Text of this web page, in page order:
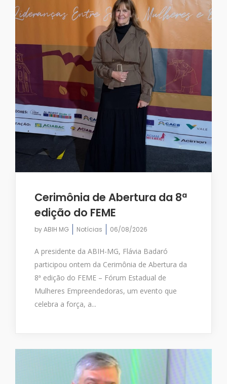
Cerimônia de Abertura da 8ª
edição do FEME
byABIH MG Notícias 06/08/2026
A presidente da ABIH-MG, Flávia Badaró
participou ontem da Cerimônia de Abertura da
8ª edição do FEME – Fórum Estadual de
Mulheres Empreendedoras, um evento que
celebra a força, a...